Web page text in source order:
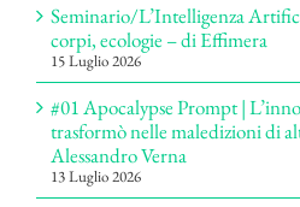
Seminario/L’Intelligenza
corpi, ecologie – di Effimera
15 Luglio 2026
#01 Apocalypse Prompt |
trasformò nelle maledizioni di
Alessandro Verna
13 Luglio 2026